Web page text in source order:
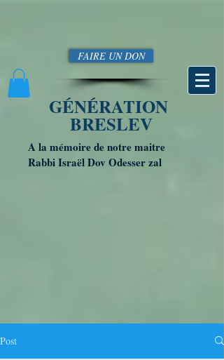
FAIRE UN DON
GÉNÉRATION
BRESLEV
A la mémoire de notre maitre
Rabbi Israël Dov Odesser zal
Post